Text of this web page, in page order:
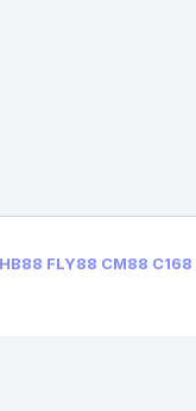
HB88 FLY88 CM88 C168